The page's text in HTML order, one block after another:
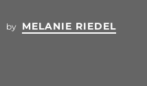
by MELANIE RIEDEL